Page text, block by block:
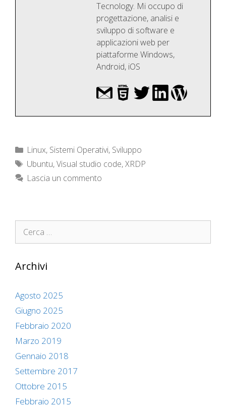
Tecnology. Mi occupo di
progettazione, analisi e
sviluppo di software e
applicazioni web per
piattaforme Windows,
Android, iOS
Categorie
Linux, Sistemi Operativi, Sviluppo
Tag
Ubuntu,Visual studio code,XRDP
Lascia un commento
Ricerca
per:
Archivi
Agosto 2025
Giugno 2025
Febbraio 2020
Marzo 2019
Gennaio 2018
Settembre 2017
Ottobre 2015
Febbraio 2015